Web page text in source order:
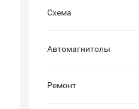
Схема
Автомагнитолы
Ремонт